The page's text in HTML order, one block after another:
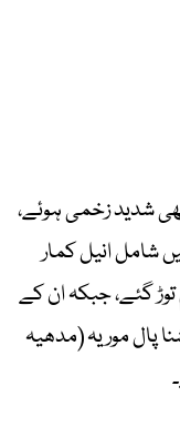
شدید زخمی ہوئے،
شامل انیل کمار
توڑ گئے، جبکہ ان کے
پال موریہ (مدھیہ